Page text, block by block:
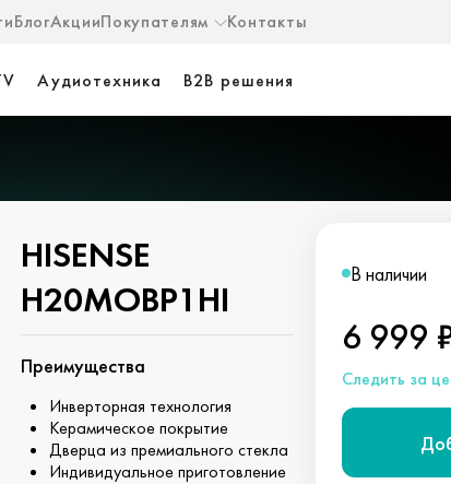
БлогАкцииПокупателям Контакты
Аудиотехника B2B решения
HISENSE
H20MOBP1HI
Преимущества
Инверторная технология
Керамическое покрытие
Дверца из премиального стекла
Индивидуальное приготовление
В наличии
6 999
Следить за